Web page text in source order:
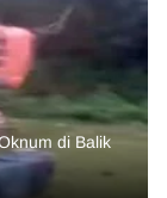
di Balik